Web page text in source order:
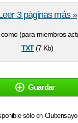
(para miembros
txt(7 Kb)
3 páginas más »
Guardar
sólo en